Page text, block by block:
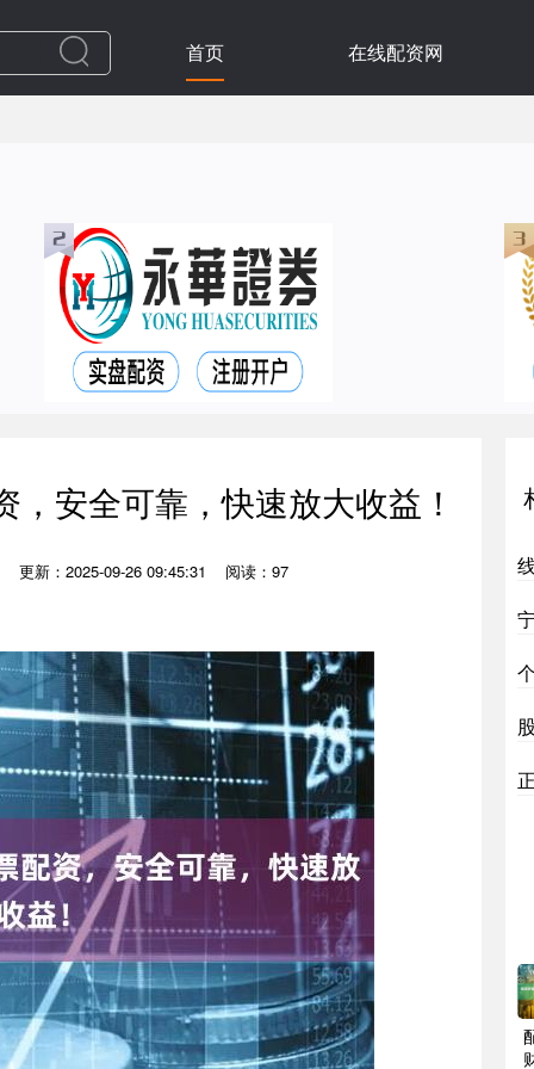
首页 在线配资网
安全可靠，快速放大收益！
更新：2025-09-26 09:45:31 阅读：97